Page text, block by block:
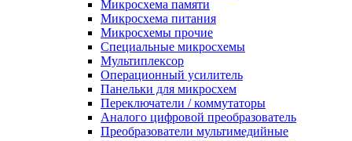
Микросхема памяти
Микросхема питания
Микросхемы прочие
Специальные микросхемы
Мультиплексор
Операционный усилитель
Панельки для микросхем
Переключатели / коммутаторы
Аналого цифровой преобразователь
Преобразователи мультимедийные